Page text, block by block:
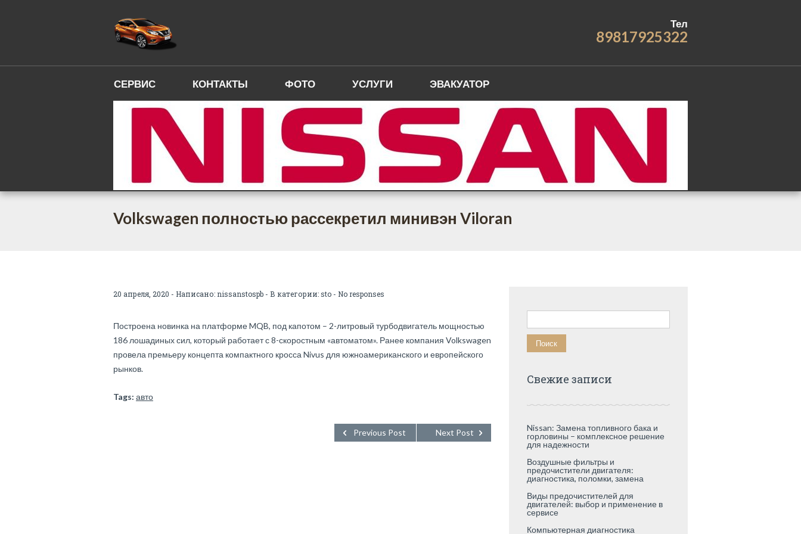
Тел
89817925322
СЕРВИС КОНТАКТЫ ФОТО УСЛУГИ ЭВАКУАТОР
Volkswagen полностью рассекретил минивэн Viloran
20 апреля, 2020 - Написано: nissanstospb - В категории:sto - No responses
Построена новинка на платформе MQB, под капотом – 2-литровый турбодвигатель мощностью
186 лошадиных сил, который работает с 8-скоростным «автоматом». Ранее компания Volkswagen
провела премьеру концепта компактного кросса Nivus для южноамериканского и европейского
рынков.
Tags: авто
Next Post
Previous Post
Найти:
Свежие записи
Nissan: Замена топливного бака и
горловины – комплексное решение
для надежности
Воздушные фильтры и
предочистители двигателя:
диагностика, поломки, замена
Виды предочистителей для
двигателей: выбор и применение в
сервисе
Компьютерная диагностика